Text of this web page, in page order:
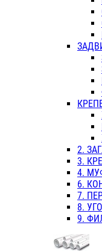
2.
3.
4.
6.
7.
8.
9.